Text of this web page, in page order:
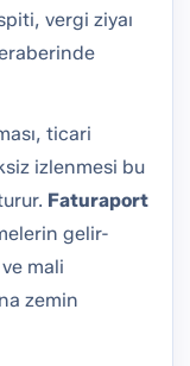
vergi ziyaı
ticari
izlenmesi bu
Faturaport
gelir-
mali
zemin